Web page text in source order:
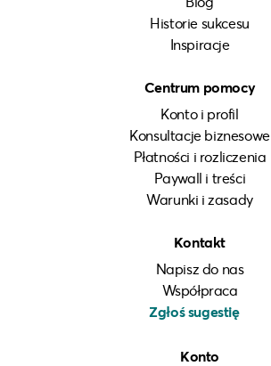
Historie sukcesu
Inspiracje
Centrum pomocy
Konto i profil
Konsultacje biznesowe
Płatności i rozliczenia
Paywall i treści
Warunki i zasady
Kontakt
Napisz do nas
Współpraca
Zgłoś sugestię
Konto